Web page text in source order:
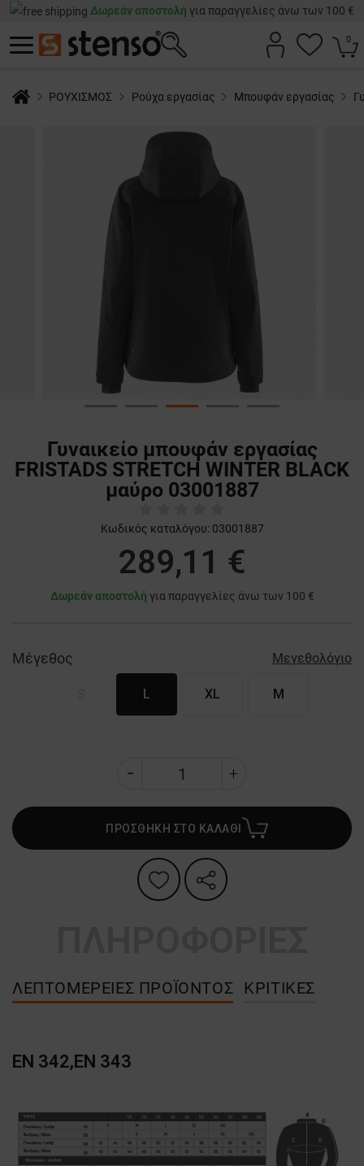
Δωρεάν αποστολή για παραγγελίες άνω των 100 €
0
ΡΟΥΧΙΣΜΟΣ Ρούχα εργασίας Μπουφάν εργασίας
Γυναικείο μπουφάν εργασίας
FRISTADS STRETCH WINTER BLACK
μαύρο 03001887
Κωδικός καταλόγου: 03001887
289,11 €
Δωρεάν αποστολή για παραγγελίες άνω των 100 €
Μέγεθος Μεγεθολόγιο
L XL M
ΠΡΟΣΘΗΚΗ ΣΤΟ ΚΑΛΑΘΙ
ΛΕΠΤΟΜΈΡΕΙΕΣ ΠΡΟΪΌΝΤΟΣ ΚΡΙΤΙΚΈΣ
EN 342,EN 343